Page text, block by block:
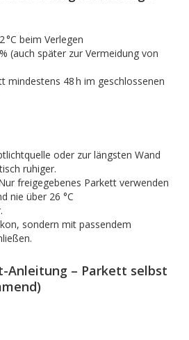
°C beim Verlegen
(auch später zur Vermeidung von
mindestens 48 h im geschlossenen
oder zur längsten Wand
ruhiger.
freigegebenes Parkett verwenden
nie über 26 °C
sondern mit passendem
Anleitung – Parkett selbst